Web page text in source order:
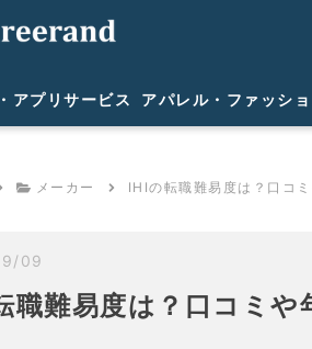
アプリサービス アパレル・ファッシ
メーカー IHIの転職難易度は？口コ
09
職難易度は？口コミや